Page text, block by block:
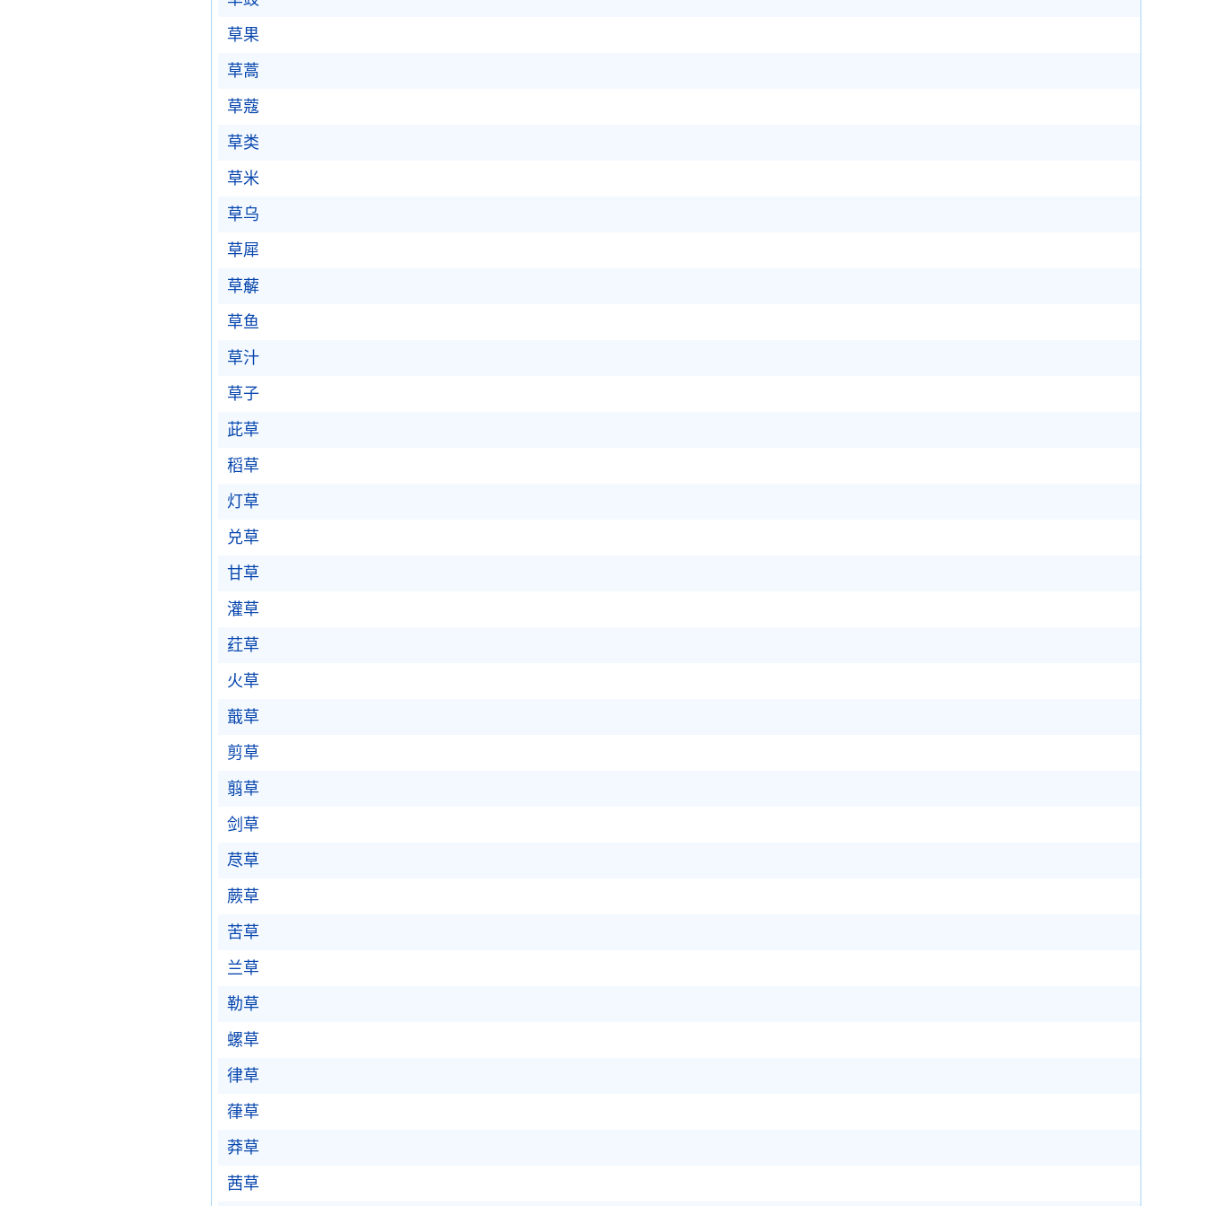
草果
草蒿
草蔻
草类
草米
草乌
草犀
草薢
草鱼
草汁
草子
茈草
稻草
灯草
兑草
甘草
灌草
荭草
火草
蕺草
剪草
翦草
剑草
荩草
蕨草
苦草
兰草
勒草
螺草
律草
葎草
莽草
茜草